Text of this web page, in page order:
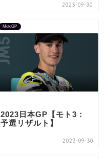
2023-09-30
MotoGP
2023日本GP【モト3：
予選リザルト】
2023-09-30